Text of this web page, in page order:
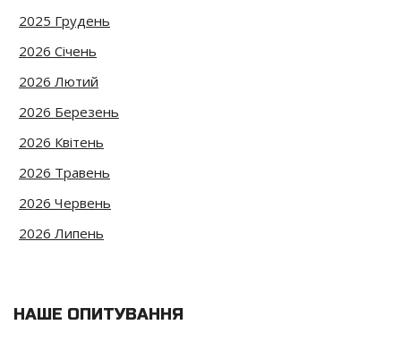
2025 Грудень
2026 Січень
2026 Лютий
2026 Березень
2026 Квітень
2026 Травень
2026 Червень
2026 Липень
НАШЕ ОПИТУВАННЯ